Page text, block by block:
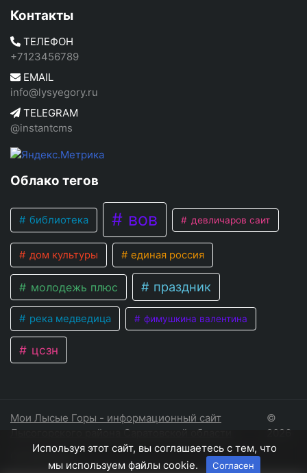
Контакты
ТЕЛЕФОН
+7123456789
EMAIL
info@lysyegory.ru
TELEGRAM
@instantcms
Облако тегов
библиотека вов девличаров саит
дом культуры единая россия
молодежь плюс праздник
река медведица фимушкина валентина
цсзн
Мои Лысые Горы - информационный сайт
Лысогорского района Саратовской области
©
2026
Соглашение
Используя этот сайт, вы соглашаетесь с тем, что
мы используем файлы cookie.
Согласен